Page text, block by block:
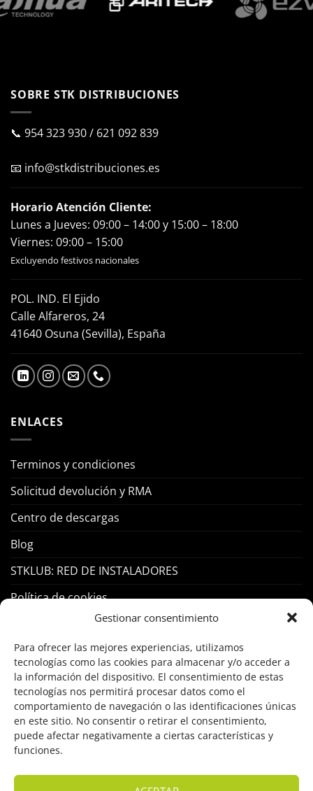
Gestionar consentimiento
Para ofrecer las mejores experiencias, utilizamos
tecnologías como las cookies para almacenar y/o acceder a
la información del dispositivo. El consentimiento de estas
tecnologías nos permitirá procesar datos como el
comportamiento de navegación o las identificaciones únicas
en este sitio. No consentir o retirar el consentimiento,
puede afectar negativamente a ciertas características y
funciones.
SOBRE STK DISTRIBUCIONES
📞 954 323 930/ 621 092 839
📧 info@stkdistribuciones.es
Horario Atención Cliente:
Lunes a Jueves: 09:00 – 14:00 y 15:00 – 18:00
Viernes: 09:00 – 15:00
Excluyendo festivos nacionales
POL. IND. El Ejido
Calle Alfareros, 24
41640 Osuna (Sevilla), España
ENLACES
Terminos y condiciones
Solicitud devolución y RMA
Centro de descargas
Blog
STKLUB: RED DE INSTALADORES
Política de cookies
Control Acceso
Hogar Inteligente
Incendio
Intrusión